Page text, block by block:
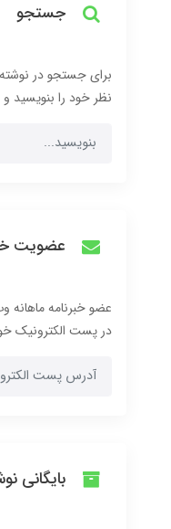
جستجو
برای جستجو در
نظر خود را بنویسید
عضویت
عضو خبرنامه ماهانه
در پست الکترونیک
بایگانی